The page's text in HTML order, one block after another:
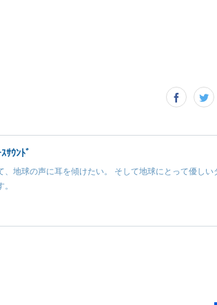
ﾝﾄﾞ
地球の声に耳を傾けたい。 そして地球にとって優しい